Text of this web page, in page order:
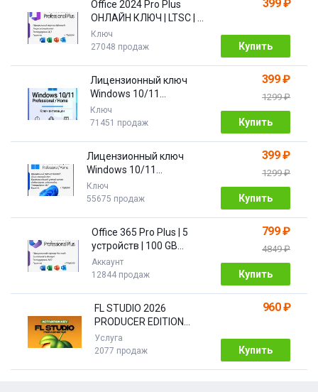
Office 2024 Pro Plus
ОНЛАЙН КЛЮЧ | LTSC | +
ПОДАРОК
Ключ
27048 продаж
399 ₽
Купить
Лицензионный ключ
Windows 10/11
Pro/Home 32/64 bit
Ключ
71451 продаж
399 ₽
1299 ₽
Купить
Лицензионный ключ
Windows 10/11
PRO/HOME | с привязкой
Ключ
55675 продаж
399 ₽
1299 ₽
Купить
Office 365 Pro Plus | 5
устройств | 100 GB
Облако| 1 год
Аккаунт
12844 продаж
799 ₽
4849 ₽
Купить
FL STUDIO 2026
PRODUCER EDITION
[Бессрочная]
Услуга
2077 продаж
960 ₽
Купить